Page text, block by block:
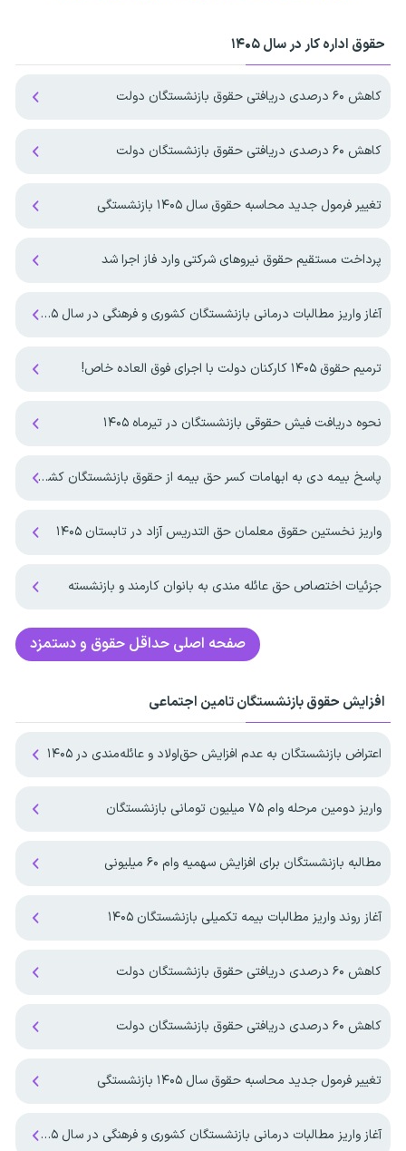
حقوق اداره کار در سال ۱۴۰۵
کاهش ۶۰ درصدی دریافتی حقوق بازنشستگان دولت
کاهش ۶۰ درصدی دریافتی حقوق بازنشستگان دولت
تغییر فرمول جدید محاسبه حقوق سال ۱۴۰۵ بازنشستگی
پرداخت مستقیم حقوق نیروهای شرکتی وارد فاز اجرا شد
آغاز واریز مطالبات درمانی بازنشستگان کشوری و فرهنگی در سال ۱۴۰۵
ترمیم حقوق ۱۴۰۵ کارکنان دولت با اجرای فوق العاده خاص!
نحوه دریافت فیش حقوقی بازنشستگان در تیرماه ۱۴۰۵
پاسخ بیمه دی به ابهامات کسر حق بیمه از حقوق بازنشستگان کشوری
واریز نخستین حقوق معلمان حق التدریس آزاد در تابستان ۱۴۰۵
جزئیات اختصاص حق عائله مندی به بانوان کارمند و بازنشسته
صفحه اصلی حداقل حقوق و دستمزد
افزایش حقوق بازنشستگان تامین اجتماعی
اعتراض بازنشستگان به عدم افزایش حق‌اولاد و عائله‌مندی در ۱۴۰۵
واریز دومین مرحله وام ۷۵ میلیون تومانی بازنشستگان
مطالبه بازنشستگان برای افزایش سهمیه‌ وام ۶۰ میلیونی
آغاز روند واریز مطالبات بیمه تکمیلی بازنشستگان ۱۴۰۵
کاهش ۶۰ درصدی دریافتی حقوق بازنشستگان دولت
کاهش ۶۰ درصدی دریافتی حقوق بازنشستگان دولت
تغییر فرمول جدید محاسبه حقوق سال ۱۴۰۵ بازنشستگی
آغاز واریز مطالبات درمانی بازنشستگان کشوری و فرهنگی در سال ۱۴۰۵